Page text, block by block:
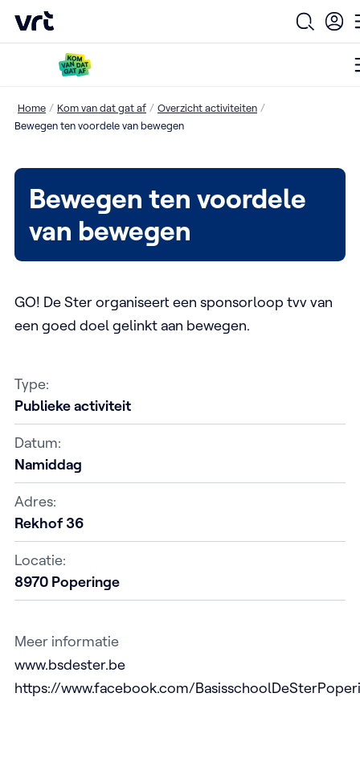
VRT (home)
Open
Home / Kom van dat gat af / Overzicht activiteiten /
Bewegen ten voordele van bewegen
Bewegen ten voordele
van bewegen
GO! De Ster organiseert een sponsorloop tvv van
een goed doel gelinkt aan bewegen.
Type:
Publieke activiteit
Datum:
Namiddag
Adres:
Rekhof 36
Locatie:
8970 Poperinge
Meer informatie
www.bsdester.be
https://www.facebook.com/